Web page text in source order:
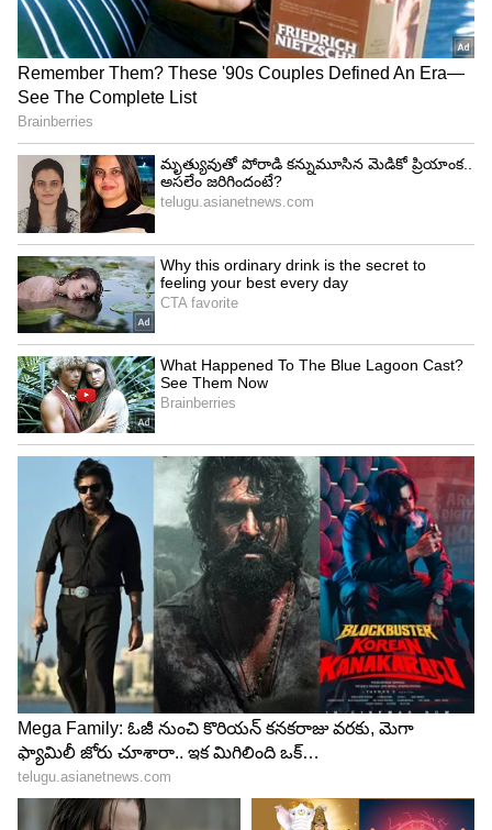
భార్య గౌరీ చిబ్బర్. వీరి పెళ్లి 1991లో జరిగింది. రిపోర్ట్స్
ప్రకారం, గౌరీ స్ప్రాట్‌ గత రెండేళ్లుగా ఆమిర్‌తో
రిలేషన్‌షిప్‌లో ఉంది. ఆమె అమీర్ కుటుంబంతో కూడా
బాగా కలిసిపోయింది. ఆమె తరచుగా అమీర్ ఖాన్ ప్రొడక్షన్స్
ఆఫీసులో కూడా కనిపిస్తుంటుంది.
4
5
Image Credit :Instagram
మూడు రోజుల పాటు అన్షులా కపూర్ గ్రాండ్ పంజాబీ-
గుజరాతీ వెడ్డింగ్